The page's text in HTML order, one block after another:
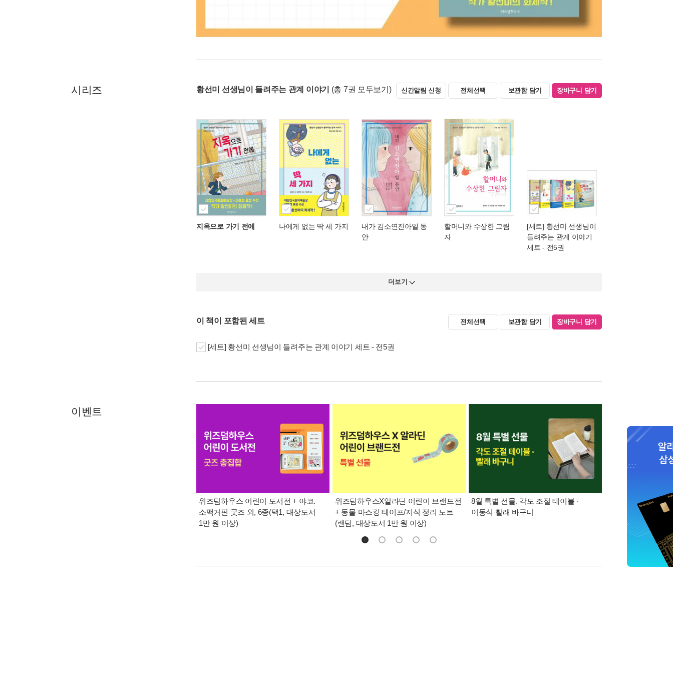
시리즈 황선미 선생님이 들려주는 관계 이야기 (총 7권 모두보기) 신간알림 신청 전체선택 보관함 담기 장바구니 담기
지옥으로 가기 전에 나에게 없는 딱 세 가지
내가 김소연진아일 동
안
할머니와 수상한 그림
자
[세트] 황선미 선생님이
들려주는 관계 이야기
세트 - 전5권
더보기
이 책이 포함된 세트 전체선택 보관함 담기 장바구니 담기
[세트] 황선미 선생님이 들려주는 관계 이야기 세트 - 전5권
이벤트
위즈덤하우스 어린이 도서전 + 야코.
소맥거핀 굿즈 외, 6종(택1, 대상도서
1만 원 이상)
위즈덤하우스X알라딘 어린이 브랜드전
+ 동물 마스킹 테이프/지식 정리 노트
(랜덤, 대상도서 1만 원 이상)
8월 특별 선물. 각도 조절 테이블 ·
이동식 빨래 바구니
가장 빠르게 받아보
알림 총집합